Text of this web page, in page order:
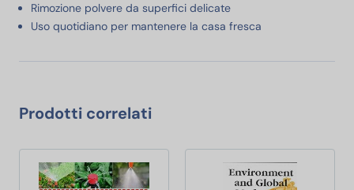
Rimozione polvere da superfici delicate
Uso quotidiano per mantenere la casa fresca
Prodotti correlati